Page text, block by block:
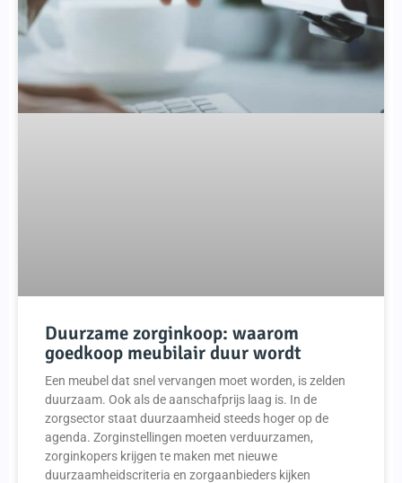
Duurzame zorginkoop: waarom
goedkoop meubilair duur wordt
Een meubel dat snel vervangen moet worden, is zelden
duurzaam. Ook als de aanschafprijs laag is. In de
zorgsector staat duurzaamheid steeds hoger op de
agenda. Zorginstellingen moeten verduurzamen,
zorginkopers krijgen te maken met nieuwe
duurzaamheidscriteria en zorgaanbieders kijken